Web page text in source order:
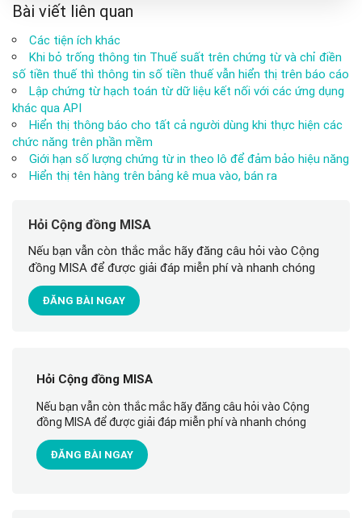
Bài viết liên quan
Các tiện ích khác
Khi bỏ trống thông tin Thuế suất trên chứng từ và chỉ điền
số tiền thuế thì thông tin số tiền thuế vẫn hiển thị trên báo cáo
Lập chứng từ hạch toán từ dữ liệu kết nối với các ứng dụng
khác qua API
Hiển thị thông báo cho tất cả người dùng khi thực hiện các
chức năng trên phần mềm
Giới hạn số lượng chứng từ in theo lô để đảm bảo hiệu năng
Hiển thị tên hàng trên bảng kê mua vào, bán ra
Hỏi Cộng đồng MISA
Nếu bạn vẫn còn thắc mắc hãy đăng câu hỏi vào Cộng
đồng MISA để được giải đáp miễn phí và nhanh chóng
ĐĂNG BÀI NGAY
Hỏi Cộng đồng MISA
Nếu bạn vẫn còn thắc mắc hãy đăng câu hỏi vào Cộng
đồng MISA để được giải đáp miễn phí và nhanh chóng
ĐĂNG BÀI NGAY